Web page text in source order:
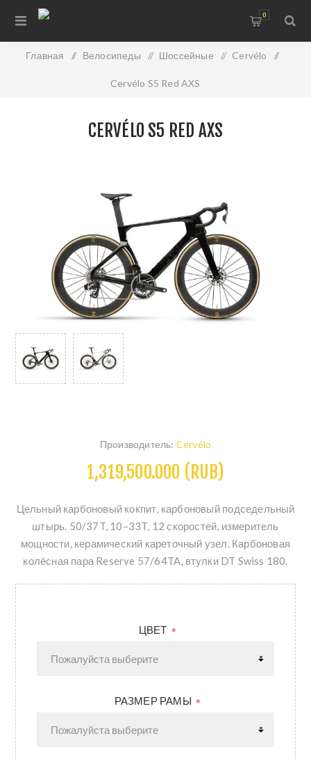
0
Главная / Велосипеды / Шоссейные / Cervélo /
Cervélo S5 Red AXS
CERVÉLO S5 RED AXS
Производитель: Cervélo
1,319,500.000 (RUB)
Цельный карбоновый кокпит, карбоновый подседельный
штырь. 50/37T, 10–33T, 12 скоростей, измеритель
мощности, керамический кареточный узел. Карбоновая
колёсная пара Reserve 57/64TA, втулки DT Swiss 180.
ЦВЕТ *
РАЗМЕР РАМЫ *